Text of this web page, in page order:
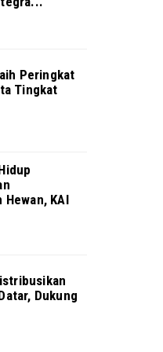
Gelar
Peringkat
Tingkat
Hewan, KAI
Dukung